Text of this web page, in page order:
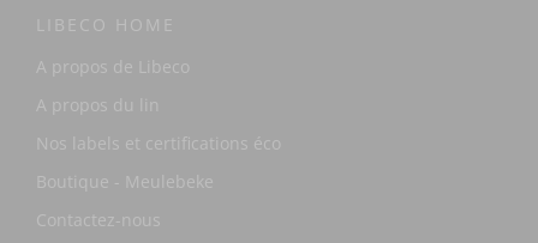
LIBECO HOME
A propos de Libeco
A propos du lin
Nos labels et certifications éco
Boutique - Meulebeke
Contactez-nous